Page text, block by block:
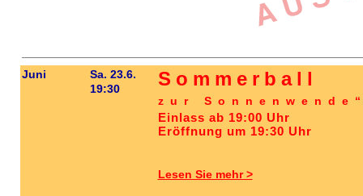
Juni
Sa. 23.6.
19:30
Sommerball
zur
Einlass ab 19:00 Uhr
Eröffnung um 19:30 Uhr
Lesen Sie mehr >